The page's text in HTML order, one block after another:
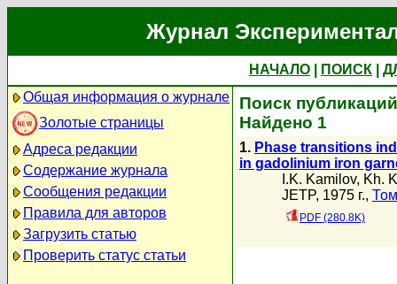
Журнал
НАЧАЛО ПОИСК
Общая информация о журнале
Золотые страницы
Адреса редакции
Содержание журнала
Сообщения редакции
Правила для авторов
Загрузить статью
Проверить статус статьи
Поиск
Найдено 1
1. Phase transitions
in gadolinium iron
I.K. Kamilov, Kh.
JETP, 1975 г.,
PDF (280.8K)